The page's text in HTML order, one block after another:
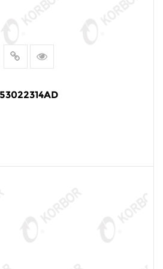
53022314AD